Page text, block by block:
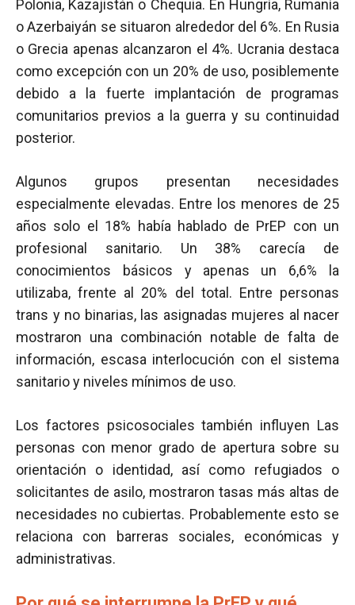
Polonia, Kazajistán o Chequia. En Hungría, Rumanía
o Azerbaiyán se situaron alrededor del 6%. En Rusia
o Grecia apenas alcanzaron el 4%. Ucrania destaca
como excepción con un 20% de uso, posiblemente
debido a la fuerte implantación de programas
comunitarios previos a la guerra y su continuidad
posterior.
Algunos grupos presentan necesidades
especialmente elevadas. Entre los menores de 25
años solo el 18% había hablado de PrEP con un
profesional sanitario. Un 38% carecía de
conocimientos básicos y apenas un 6,6% la
utilizaba, frente al 20% del total. Entre personas
trans y no binarias, las asignadas mujeres al nacer
mostraron una combinación notable de falta de
información, escasa interlocución con el sistema
sanitario y niveles mínimos de uso.
Los factores psicosociales también influyen Las
personas con menor grado de apertura sobre su
orientación o identidad, así como refugiados o
solicitantes de asilo, mostraron tasas más altas de
necesidades no cubiertas. Probablemente esto se
relaciona con barreras sociales, económicas y
administrativas.